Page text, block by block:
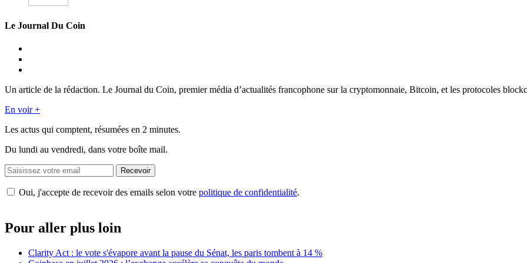
Le Journal Du Coin
Un article de la rédaction. Le Journal du Coin, premier média d’actualités francophone sur la cryptomonnaie, Bitcoin, et les protocoles
En voir +
Les actus qui comptent, résumées en 2 minutes.
Du lundi au vendredi, dans votre boîte mail.
Recevoir
Oui, j'accepte de recevoir des emails selon votre politique de confidentialité.
Pour aller plus loin
Clarity Act : le vote s'évapore avant la pause du Sénat, les paris tombent à 14 %